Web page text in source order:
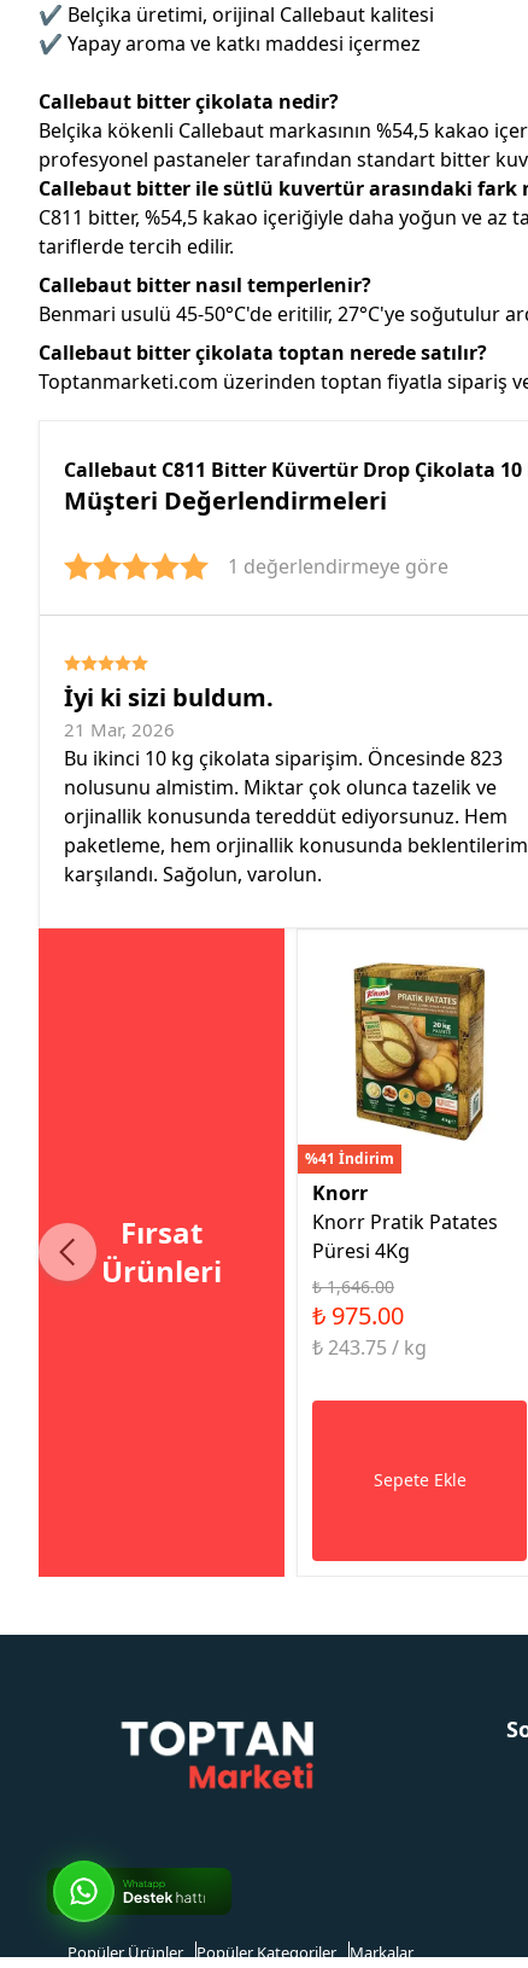
✔ Belçika üretimi, orijinal Callebaut kalitesi
✔ Yapay aroma ve katkı maddesi içermez
Callebaut bitter çikolata nedir?
Belçika kökenli Callebaut markasının %54,5 kakao
profesyonel pastaneler tarafından standart bitter
Callebaut bitter ile sütlü kuvertür arasındaki fark
C811 bitter, %54,5 kakao içeriğiyle daha yoğun ve az
tariflerde tercih edilir.
Callebaut bitter nasıl temperlenir?
Benmari usulü 45-50°C'de eritilir, 27°C'ye soğutulur
Callebaut bitter çikolata toptan nerede satılır?
Toptanmarketi.com üzerinden toptan fiyatla sipariş
Callebaut C811 Bitter Küvertür Drop Çikolata 10
Müşteri Değerlendirmeleri
1 değerlendirmeye göre
İyi ki sizi buldum.
21 Mar, 2026
Bu ikinci 10 kg çikolata siparişim. Öncesinde 823
nolusunu almistim. Miktar çok olunca tazelik ve
orjinallik konusunda tereddüt ediyorsunuz. Hem
paketleme, hem orjinallik konusunda beklentilerim
karşılandı. Sağolun, varolun.
Fırsat
Ürünleri
%41 İndirim
Knorr
Knorr Pratik Patates
Püresi 4Kg
₺ 1,646.00
₺ 975.00
₺ 243.75 / kg
Sepete Ekle
Popüler Ürünler Popüler Kategoriler Markalar